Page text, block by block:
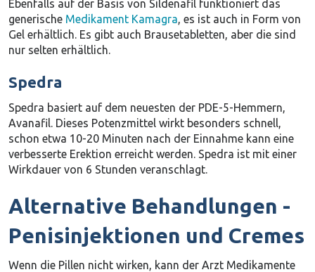
Ebenfalls auf der Basis von Sildenafil funktioniert das
generische Medikament Kamagra, es ist auch in Form von
Gel erhältlich. Es gibt auch Brausetabletten, aber die sind
nur selten erhältlich.
Spedra
Spedra basiert auf dem neuesten der PDE-5-Hemmern,
Avanafil. Dieses Potenzmittel wirkt besonders schnell,
schon etwa 10-20 Minuten nach der Einnahme kann eine
verbesserte Erektion erreicht werden. Spedra ist mit einer
Wirkdauer von 6 Stunden veranschlagt.
Alternative Behandlungen -
Penisinjektionen und Cremes
Wenn die Pillen nicht wirken, kann der Arzt Medikamente